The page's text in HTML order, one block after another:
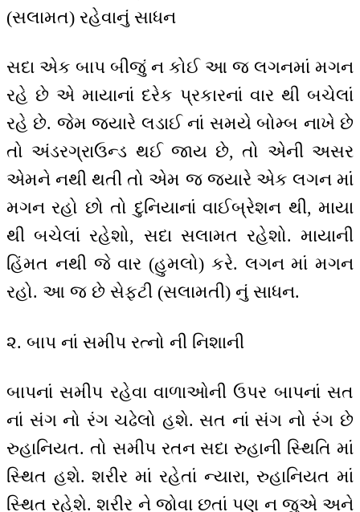
(સલામત) રહેવાનું સાધન
સદા એક બાપ બીજું ન કોઈ આ જ લગનમાં મગન
રહે છે એ માયાનાં દરેક પ્રકારનાં વાર થી બચેલાં
રહે છે. જેમ જ્યારે લડાઈ નાં સમયે બોમ્બ નાખે છે
તો અંડરગ્રાઉન્ડ થઈ જાય છે, તો એની અસર
એમને નથી થતી તો એમ જ જ્યારે એક લગન માં
મગન રહો છો તો દુનિયાનાં વાઈબ્રેશન થી, માયા
થી બચેલાં રહેશો, સદા સલામત રહેશો. માયાની
હિંમત નથી જે વાર (હુમલો) કરે. લગન માં મગન
રહો. આ જ છે સેફટી (સલામતી) નું સાધન.
૨. બાપ નાં સમીપ રત્નો ની નિશાની
બાપનાં સમીપ રહેવા વાળાઓની ઉપર બાપનાં સત
નાં સંગ નો રંગ ચઢેલો હશે. સત નાં સંગ નો રંગ છે
રુહાનિયત. તો સમીપ રતન સદા રુહાની સ્થિતિ માં
સ્થિત હશે. શરીર માં રહેતાં ન્યારા, રુહાનિયત માં
સ્થિત રહેશે. શરીર ને જોવા છતાં પણ ન જુએ અને